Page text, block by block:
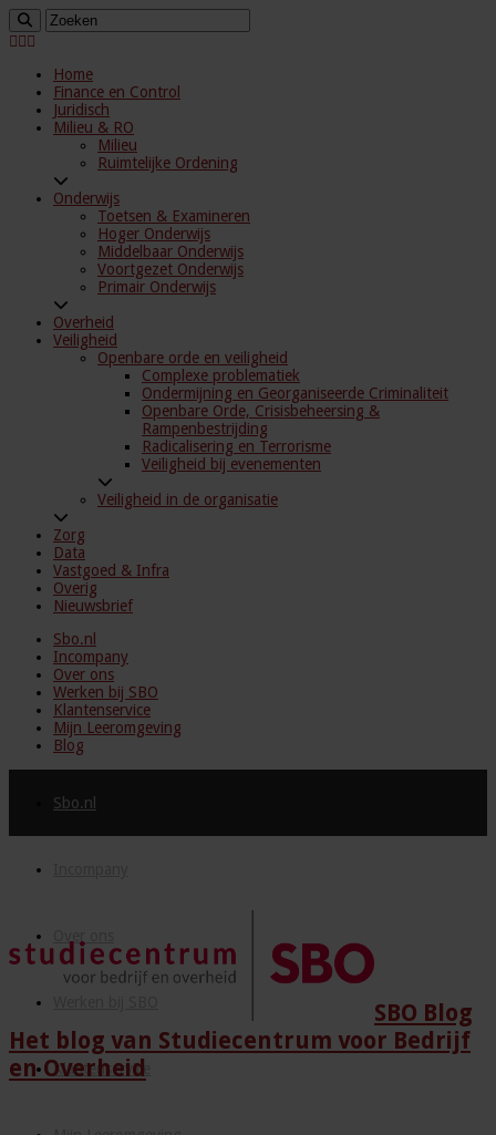
Home
Finance en Control
Juridisch
Milieu & RO
Milieu
Ruimtelijke Ordening
Onderwijs
Toetsen & Examineren
Hoger Onderwijs
Middelbaar Onderwijs
Voortgezet Onderwijs
Primair Onderwijs
Overheid
Veiligheid
Openbare orde en veiligheid
Complexe problematiek
Ondermijning en Georganiseerde Criminaliteit
Openbare Orde, Crisisbeheersing &
Rampenbestrijding
Radicalisering en Terrorisme
Veiligheid bij evenementen
Veiligheid in de organisatie
Zorg
Data
Vastgoed & Infra
Overig
Nieuwsbrief
Sbo.nl
Incompany
Over ons
Werken bij SBO
Klantenservice
Mijn Leeromgeving
Blog
Sbo.nl
Klantenservice
SBO Blog
Het blog van Studiecentrum voor Bedrijf
en Overheid